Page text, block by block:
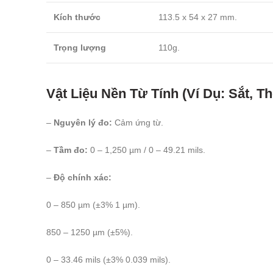
Kích thước 113.5 x 54 x 27 mm.
Trọng lượng 110g.
Vật Liệu Nền Từ Tính (Ví Dụ: Sắt,
– Nguyên lý đo: Cảm ứng từ.
– Tầm đo: 0 – 1,250 µm / 0 – 49.21 mils.
– Độ chính xác:
0 – 850 µm (±3% 1 µm).
850 – 1250 µm (±5%).
0 – 33.46 mils (±3% 0.039 mils).